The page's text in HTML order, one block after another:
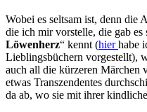
Wobei es seltsam ist, denn die
die ich mir vorstelle, die gab es
Löwenherz“ kennt (hierhabe
Lieblingsbüchern vorgestellt),
auch all die kürzeren Märchen
etwas Transzendentes
da ab, wo sie mit ihrer